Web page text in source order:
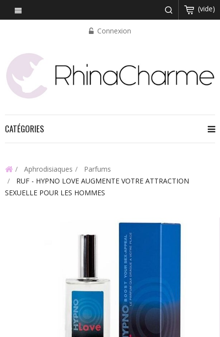
(vide)
Connexion
CATÉGORIES
Aphrodisiaques
Parfums
RUF - HYPNO LOVE AUGMENTE VOTRE ATTRACTION
SEXUELLE POUR LES HOMMES